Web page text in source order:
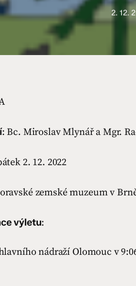
2. 12.
: Bc. Miroslav Mlynář a Mgr.
2. 12. 2022
zemské muzeum v
výletu:
nádraží Olomouc v